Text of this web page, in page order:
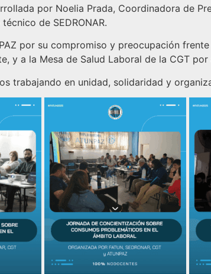
por Noelia Prada, Coordinadora de
de SEDRONAR.
por su compromiso y preocupación
y a la Mesa de Salud Laboral de la CGT
trabajando en unidad, solidaridad y